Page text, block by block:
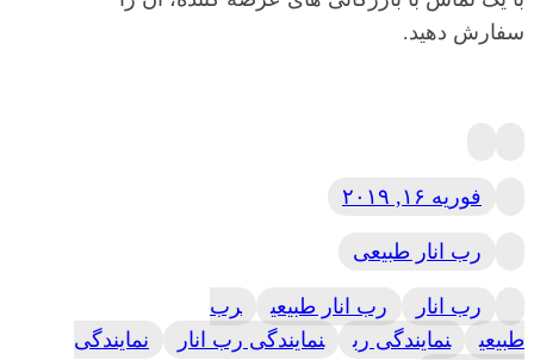
سفارش دهید.
فوریه ۱۶, ۲۰۱۹
رب انار طبیعی
رب انار رب انار طبیعی
رب
طبیعی
نمایندگی رب نمایندگی رب انار
نمایندگی